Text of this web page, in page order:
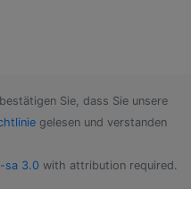
Sie, dass Sie unsere
gelesen und verstanden
sa 3.0 with attribution required.